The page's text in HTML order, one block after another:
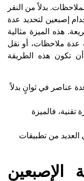
بدلاً من النقر
إصبعين لتحديد عدة
هذه الميزة مثالية
عدة ملاحظات، أو نقل
تكون هذه الطريقة
عناصر في ثوانٍ بدلاً
تقنية، فالميزة
من تطبيقات